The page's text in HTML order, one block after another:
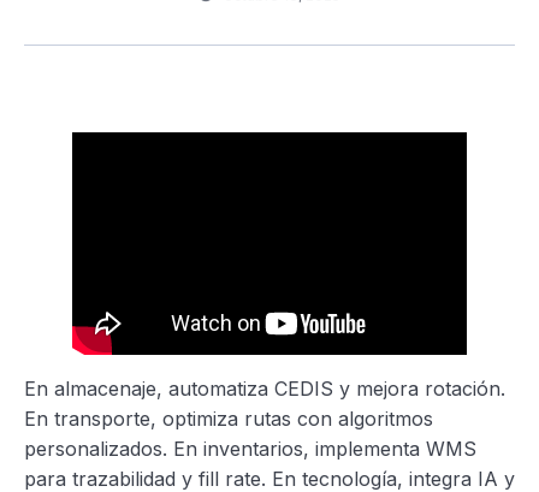
En almacenaje, automatiza CEDIS y mejora rotación.
En transporte, optimiza rutas con algoritmos
personalizados. En inventarios, implementa WMS
para trazabilidad y fill rate. En tecnología, integra IA y